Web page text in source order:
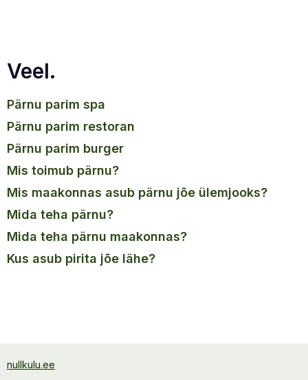
Veel.
pärnu parim spa
pärnu parim restoran
pärnu parim burger
mis toimub pärnu?
mis maakonnas asub pärnu jõe ülemjooks?
mida teha pärnu?
mida teha pärnu maakonnas?
kus asub pirita jõe lähe?
nullkulu.ee